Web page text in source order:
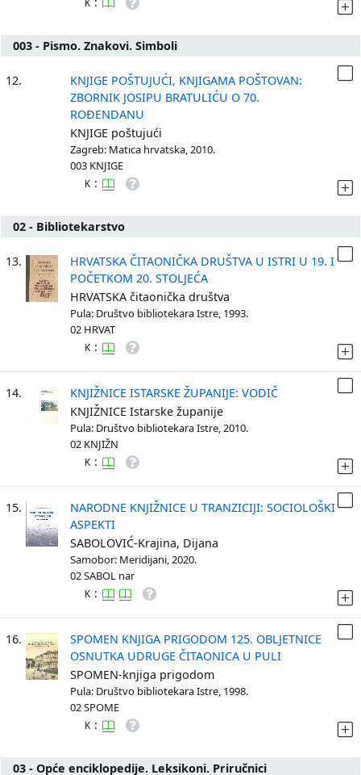
K
003 - Pismo. Znakovi. Simboli
12.
KNJIGE POŠTUJUĆI, KNJIGAMA POŠTOVAN:
ZBORNIK JOSIPU BRATULIĆU O 70.
ROĐENDANU
KNJIGE poštujući
Zagreb: Matica hrvatska, 2010.
003 KNJIGE
K :
02 - Bibliotekarstvo
13.
HRVATSKA ČITAONIČKA DRUŠTVA U ISTRI U 19. I
POČETKOM 20. STOLJEĆA
HRVATSKA čitaonička društva
Pula: Društvo bibliotekara Istre, 1993.
02 HRVAT
K :
14.
KNJIŽNICE ISTARSKE ŽUPANIJE: VODIČ
KNJIŽNICE Istarske županije
Pula: Društvo bibliotekara Istre, 2010.
02 KNJIŽN
K :
15.
NARODNE KNJIŽNICE U TRANZICIJI: SOCIOLOŠKI
ASPEKTI
SABOLOVIĆ-Krajina, Dijana
Samobor: Meridijani, 2020.
02 SABOL nar
K :
16.
SPOMEN KNJIGA PRIGODOM 125. OBLJETNICE
OSNUTKA UDRUGE ČITAONICA U PULI
SPOMEN-knjiga prigodom
Pula: Društvo bibliotekara Istre, 1998.
02 SPOME
K :
03 - Opće enciklopedije. Leksikoni. Priručnici